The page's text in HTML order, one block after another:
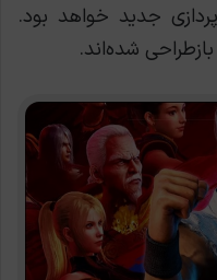
جدید خواهد بود.
شده‌اند.